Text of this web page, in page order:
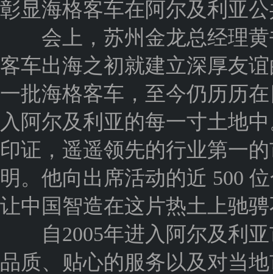
彰显海格客车在阿尔及利亚
会上，苏州金龙总经理黄
客车出海之初就建立深厚友
一批海格客车，至今仍历历
入阿尔及利亚的每一寸土地
印证，遥遥领先的行业第一
明。他向出席活动的近 500
让中国智造在这片热土上驰
自2005年进入阿尔及利亚
品质、贴心的服务以及对当